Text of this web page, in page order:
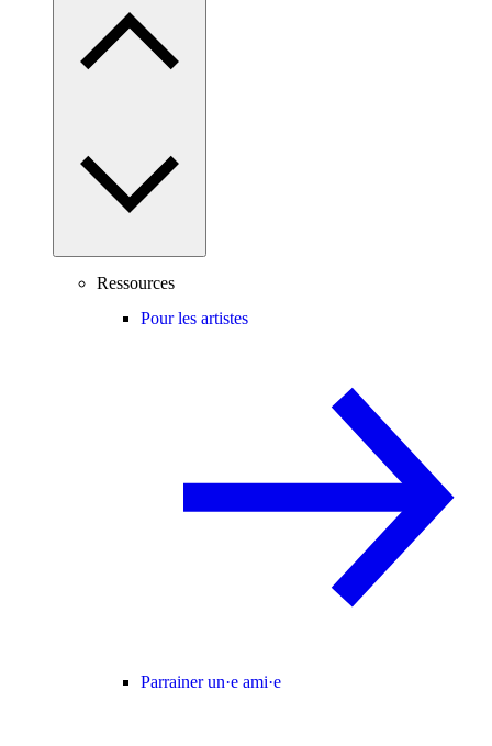
Ressources
Pour les artistes
Parrainer un·e ami·e